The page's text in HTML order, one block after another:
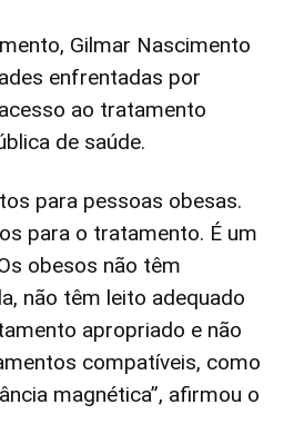
Gilmar Nascimento
enfrentadas por
ao tratamento
de saúde.
para pessoas obesas.
para o tratamento. É um
obesos não têm
não têm leito adequado
apropriado e não
compatíveis, como
magnética”, afirmou o